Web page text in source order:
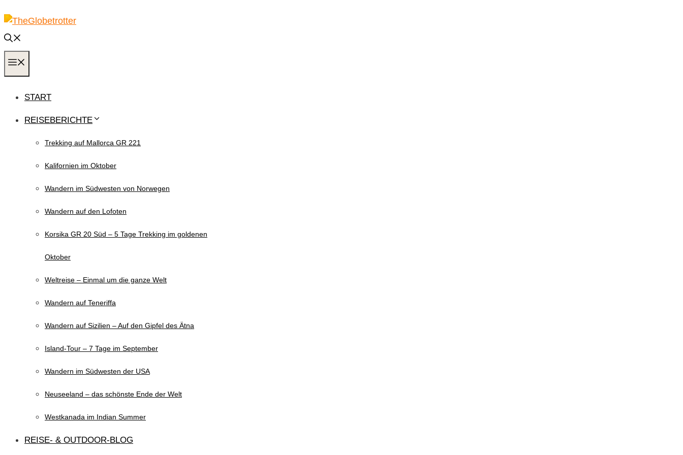
Inhalt
springen
START
REISEBERICHTE
Trekking auf Mallorca GR 221
Kalifornien im Oktober
Wandern im Südwesten von Norwegen
Wandern auf den Lofoten
Korsika GR 20 Süd – 5 Tage Trekking im goldenen
Oktober
Weltreise – Einmal um die ganze Welt
Wandern auf Teneriffa
Wandern auf Sizilien – Auf den Gipfel des Ätna
Island-Tour – 7 Tage im September
Wandern im Südwesten der USA
Neuseeland – das schönste Ende der Welt
Westkanada im Indian Summer
REISE- & OUTDOOR-BLOG